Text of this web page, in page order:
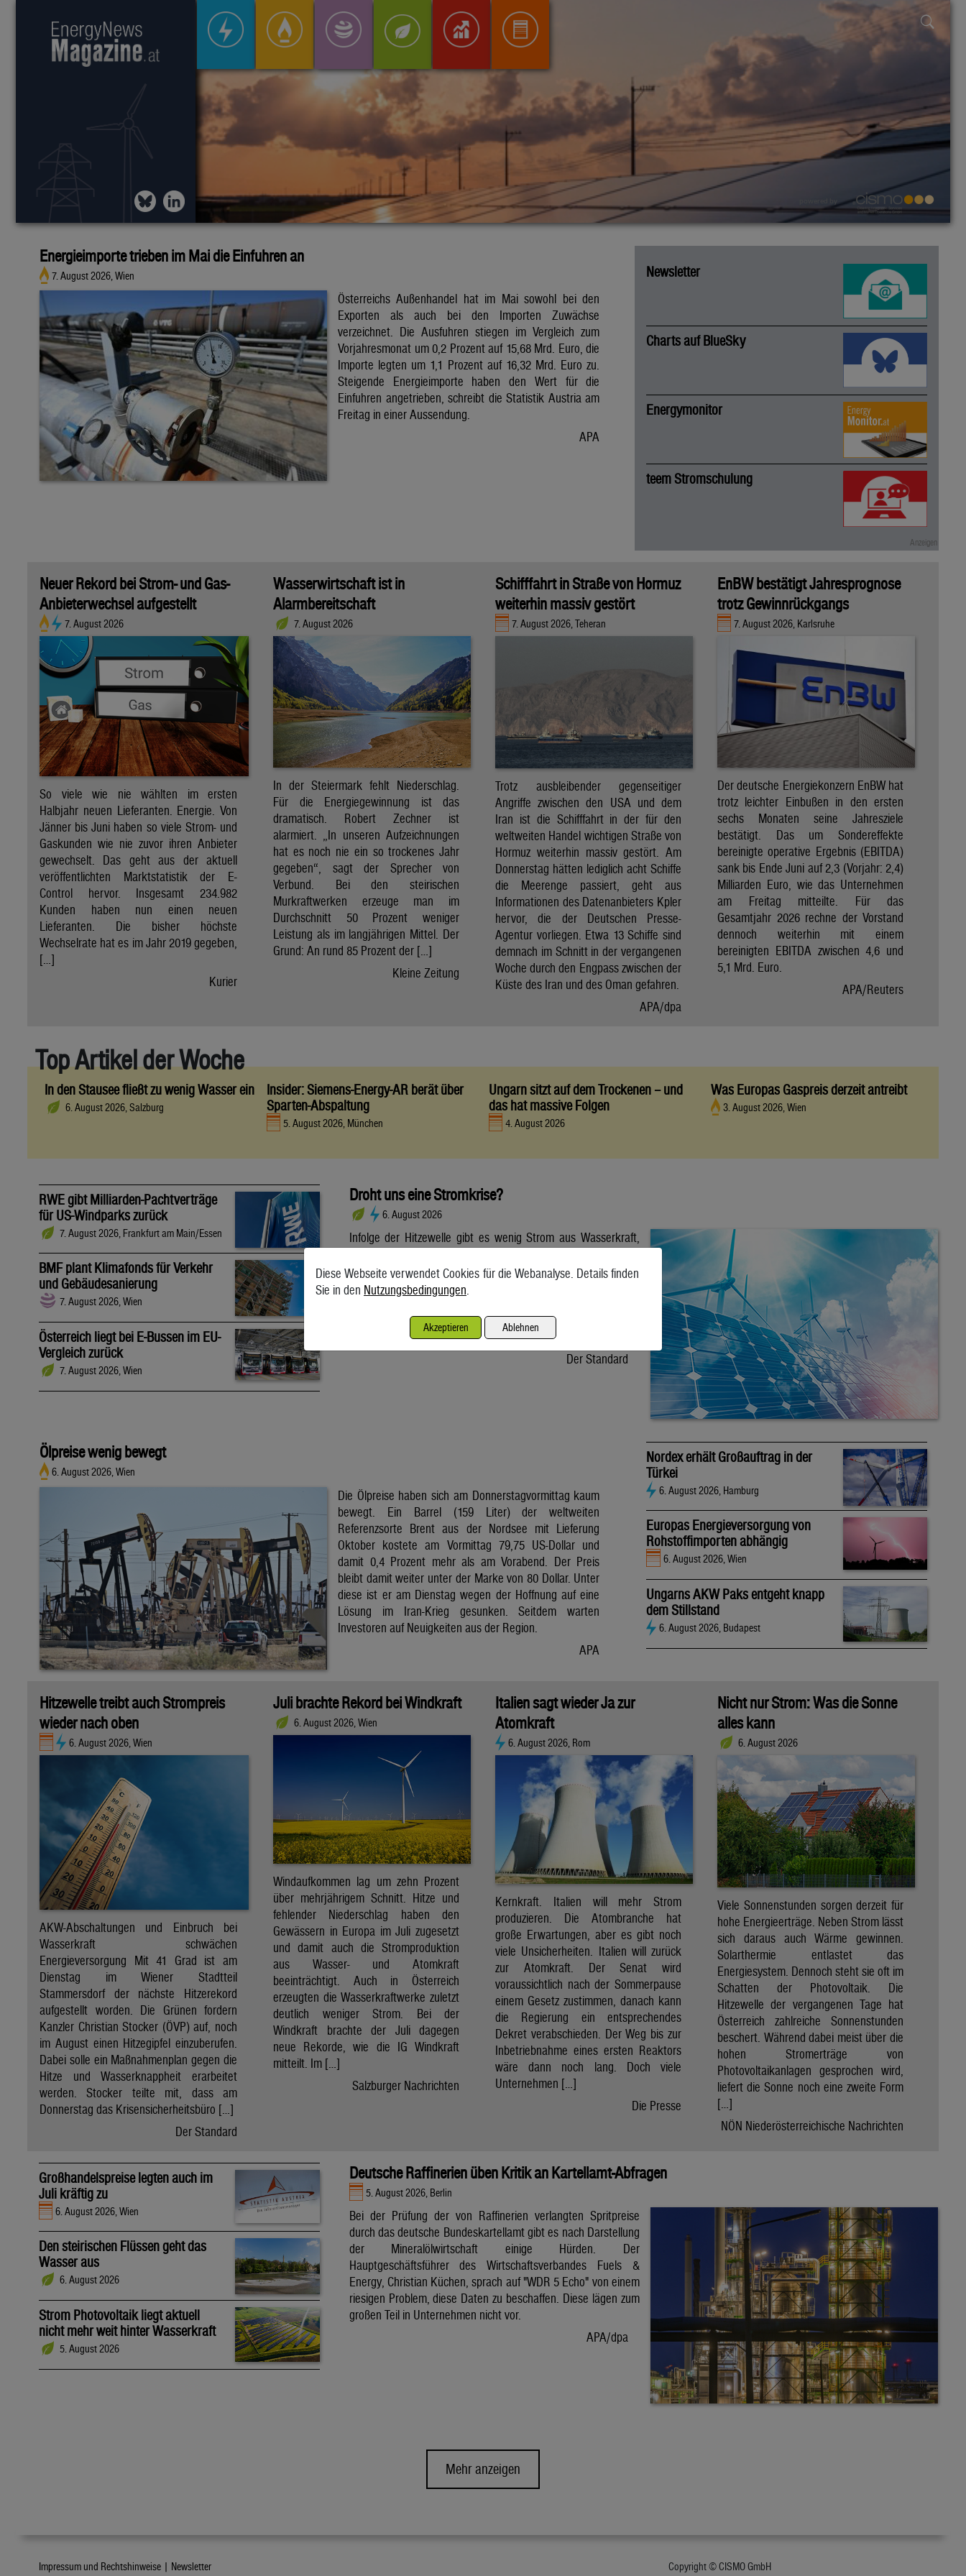
Energieimporte trieben im Mai die Einfuhren an
7. August 2026, Wien
Österreichs Außenhandel hat im Mai sowohl bei den
Exporten als auch bei den Importen Zuwächse
verzeichnet. Die Ausfuhren stiegen im Vergleich zum
Vorjahresmonat um 0,2 Prozent auf 15,68 Mrd. Euro, die
Importe legten um 1,1 Prozent auf 16,32 Mrd. Euro zu.
Steigende Energieimporte haben den Wert für die
Einfuhren angetrieben, schreibt die Statistik Austria am
Freitag in einer Aussendung.
APA
Newsletter
Charts auf BlueSky
Energymonitor
teem Stromschulung
Neuer Rekord bei Strom- und Gas-
Anbieterwechsel aufgestellt
7. August 2026
So viele wie nie wählten im ersten
Halbjahr neuen Lieferanten. Energie. Von
Jänner bis Juni haben so viele Strom- und
Gaskunden wie nie zuvor ihren Anbieter
gewechselt. Das geht aus der aktuell
veröffentlichten Marktstatistik der E-
Control hervor. Insgesamt 234.982
Kunden haben nun einen neuen
Lieferanten. Die bisher höchste
Wechselrate hat es im Jahr 2019 gegeben,
[…]
Kurier
Wasserwirtschaft ist in
Alarmbereitschaft
7. August 2026
In der Steiermark fehlt Niederschlag.
Für die Energiegewinnung ist das
dramatisch. Robert Zechner ist
alarmiert. „In unseren Aufzeichnungen
hat es noch nie ein so trockenes Jahr
gegeben“, sagt der Sprecher von
Verbund. Bei den steirischen
Murkraftwerken erzeuge man im
Durchschnitt 50 Prozent weniger
Leistung als im langjährigen Mittel. Der
Grund: An rund 85 Prozent der […]
Kleine Zeitung
Schifffahrt in Straße von Hormuz
weiterhin massiv gestört
7. August 2026, Teheran
Trotz ausbleibender gegenseitiger
Angriffe zwischen den USA und dem
Iran ist die Schifffahrt in der für den
weltweiten Handel wichtigen Straße von
Hormuz weiterhin massiv gestört. Am
Donnerstag hätten lediglich acht Schiffe
die Meerenge passiert, geht aus
Informationen des Datenanbieters Kpler
hervor, die der Deutschen Presse-
Agentur vorliegen. Etwa 13 Schiffe sind
demnach im Schnitt in der vergangenen
Woche durch den Engpass zwischen der
Küste des Iran und des Oman gefahren.
APA/dpa
EnBW bestätigt Jahresprognose
trotz Gewinnrückgangs
7. August 2026, Karlsruhe
Der deutsche Energiekonzern EnBW hat
trotz leichter Einbußen in den ersten
sechs Monaten seine Jahresziele
bestätigt. Das um Sondereffekte
bereinigte operative Ergebnis (EBITDA)
sank bis Ende Juni auf 2,3 (Vorjahr: 2,4)
Milliarden Euro, wie das Unternehmen
am Freitag mitteilte. Für das
Gesamtjahr 2026 rechne der Vorstand
dennoch weiterhin mit einem
bereinigten EBITDA zwischen 4,6 und
5,1 Mrd. Euro.
APA/Reuters
Top Artikel der Woche
In den Stausee fließt zu wenig Wasser ein
6. August 2026, Salzburg
Insider: Siemens-Energy-AR berät über
Sparten-Abspaltung
5. August 2026, München
Ungarn sitzt auf dem Trockenen – und
das hat massive Folgen
4. August 2026
Was Europas Gaspreis derzeit antreibt
3. August 2026, Wien
RWE gibt Milliarden-Pachtverträge
für US-Windparks zurück
7. August 2026, Frankfurt am Main/Essen
BMF plant Klimafonds für Verkehr
und Gebäudesanierung
7. August 2026, Wien
Österreich liegt bei E-Bussen im EU-
Vergleich zurück
7. August 2026, Wien
Droht uns eine Stromkrise?
6. August 2026
Infolge der Hitzewelle gibt es wenig Strom aus Wasserkraft,
Wetterextreme auf die Stromerzeugung und die Netze
auswirken. Die anhaltende Hitzewelle bringt die Stromnetze in
Verbund ein Drittel der Wassermenge. Wie verlässlich sind die
erneuerbaren Energien und halten unsere […]
Der Standard
Ölpreise wenig bewegt
6. August 2026, Wien
Die Ölpreise haben sich am Donnerstagvormittag kaum
bewegt. Ein Barrel (159 Liter) der weltweiten
Referenzsorte Brent aus der Nordsee mit Lieferung
Oktober kostete am Vormittag 79,75 US-Dollar und
damit 0,4 Prozent mehr als am Vorabend. Der Preis
bleibt damit weiter unter der Marke von 80 Dollar. Unter
diese ist er am Dienstag wegen der Hoffnung auf eine
Lösung im Iran-Krieg gesunken. Seitdem warten
Investoren auf Neuigkeiten aus der Region.
APA
Nordex erhält Großauftrag in der
Türkei
6. August 2026, Hamburg
Europas Energieversorgung von
Rohstoffimporten abhängig
6. August 2026, Wien
Ungarns AKW Paks entgeht knapp
dem Stillstand
6. August 2026, Budapest
Hitzewelle treibt auch Strompreis
wieder nach oben
6. August 2026, Wien
AKW-Abschaltungen und Einbruch bei
Wasserkraft schwächen
Energieversorgung Mit 41 Grad ist am
Dienstag im Wiener Stadtteil
Stammersdorf der nächste Hitzerekord
aufgestellt worden. Die Grünen fordern
Kanzler Christian Stocker (ÖVP) auf, noch
im August einen Hitzegipfel einzuberufen.
Dabei solle ein Maßnahmenplan gegen die
Hitze und Wasserknappheit erarbeitet
werden. Stocker teilte mit, dass am
Donnerstag das Krisensicherheitsbüro […]
Der Standard
Juli brachte Rekord bei Windkraft
6. August 2026, Wien
Windaufkommen lag um zehn Prozent
über mehrjährigem Schnitt. Hitze und
fehlender Niederschlag haben den
Gewässern in Europa im Juli zugesetzt
und damit auch die Stromproduktion
aus Wasser- und Atomkraft
beeinträchtigt. Auch in Österreich
erzeugten die Wasserkraftwerke zuletzt
deutlich weniger Strom. Bei der
Windkraft brachte der Juli dagegen
neue Rekorde, wie die IG Windkraft
mitteilt. Im […]
Salzburger Nachrichten
Italien sagt wieder Ja zur
Atomkraft
6. August 2026, Rom
Kernkraft. Italien will mehr Strom
produzieren. Die Atombranche hat
große Erwartungen, aber es gibt noch
viele Unsicherheiten. Italien will zurück
zur Atomkraft. Der Senat wird
voraussichtlich nach der Sommerpause
einem Gesetz zustimmen, danach kann
die Regierung ein entsprechendes
Dekret verabschieden. Der Weg bis zur
Inbetriebnahme eines ersten Reaktors
wäre dann noch lang. Doch viele
Unternehmen […]
Die Presse
Nicht nur Strom: Was die Sonne
alles kann
6. August 2026
Viele Sonnenstunden sorgen derzeit für
hohe Energieerträge. Neben Strom lässt
sich daraus auch Wärme gewinnen.
Solarthermie entlastet das
Energiesystem. Dennoch steht sie oft im
Schatten der Photovoltaik. Die
Hitzewelle der vergangenen Tage hat
Österreich zahlreiche Sonnenstunden
beschert. Während dabei meist über die
hohen Stromerträge von
Photovoltaikanlagen gesprochen wird,
liefert die Sonne noch eine zweite Form
[…]
NÖN Niederösterreichische Nachrichten
Großhandelspreise legten auch im
Juli kräftig zu
6. August 2026, Wien
Den steirischen Flüssen geht das
Wasser aus
6. August 2026
Strom Photovoltaik liegt aktuell
nicht mehr weit hinter Wasserkraft
5. August 2026
Deutsche Raffinerien üben Kritik an Kartellamt-Abfragen
5. August 2026, Berlin
Bei der Prüfung der von Raffinerien verlangten Spritpreise
durch das deutsche Bundeskartellamt gibt es nach Darstellung
der Mineralölwirtschaft einige Hürden. Der
Hauptgeschäftsführer des Wirtschaftsverbandes Fuels &
Energy, Christian Küchen, sprach auf "WDR 5 Echo" von einem
riesigen Problem, diese Daten zu beschaffen. Diese lägen zum
großen Teil in Unternehmen nicht vor.
APA/dpa
Mehr anzeigen
Impressum und Rechtshinweise | Newsletter Copyright © CISMO GmbH
Diese Webseite verwendet Cookies für die Webanalyse. Details finden
Sie in den Nutzungsbedingungen
Akzeptieren Ablehnen